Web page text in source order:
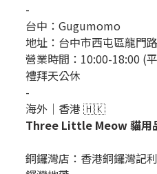
-
台中： Gugumomo
地址： 台中市西屯區龍門
營業時間：10:00-18:00 (
禮拜天公休
-
海外｜香港 🇭🇰
Three Little Meow 貓用
銅鑼灣店： 香港銅鑼灣記